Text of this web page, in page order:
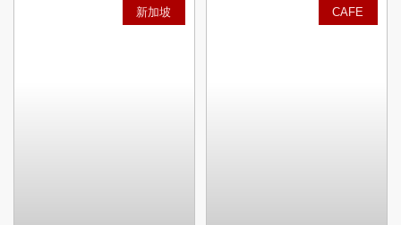
新加坡 CAFE